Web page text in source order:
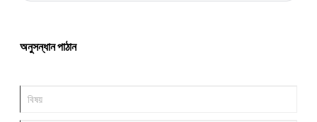
অনুসন্ধান পাঠান